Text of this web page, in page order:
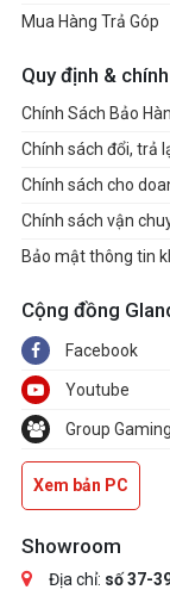
Mua Hàng Trả Góp
Quy định &
Chính Sách Bảo
Chính sách đổi, trả
Chính sách cho
Chính sách vận
Bảo mật thông tin
Cộng đồng
Facebook
Youtube
Group Gaming
Xem bản PC
Showroom
Địa chỉ: số 37-